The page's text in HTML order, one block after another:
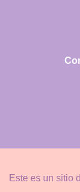
Este es un sitio